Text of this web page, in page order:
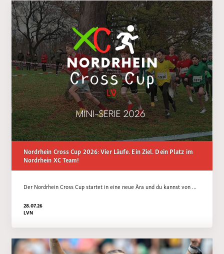
Nordrhein Cross Cup 2026: Vier Läufe. Ein Ziel. Dein Platz im
Nordrhein XC Team!
Der Nordrhein Cross Cup startet in eine neue Ära und du kannst von …
28.07.26
LVN